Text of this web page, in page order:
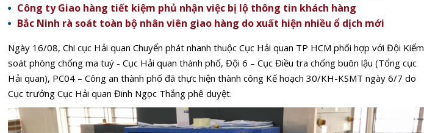
Công ty Giao hàng tiết kiệm phủ nhận việc bị lộ thông tin khách hàng
Bắc Ninh rà soát toàn bộ nhân viên giao hàng do xuất hiện nhiều ổ dịch mới
Ngày 16/08, Chi cục Hải quan Chuyển phát nhanh thuộc Cục Hải quan TP HCM phối hợp với Đội Kiểm
soát phòng chống ma tuý - Cục Hải quan thành phố, Đội 6 – Cục Điều tra chống buôn lậu (Tổng cục
Hải quan), PC04 – Công an thành phố đã thực hiện thành công Kế hoạch 30/KH-KSMT ngày 6/7 do
Cục trưởng Cục Hải quan Đinh Ngọc Thắng phê duyệt.